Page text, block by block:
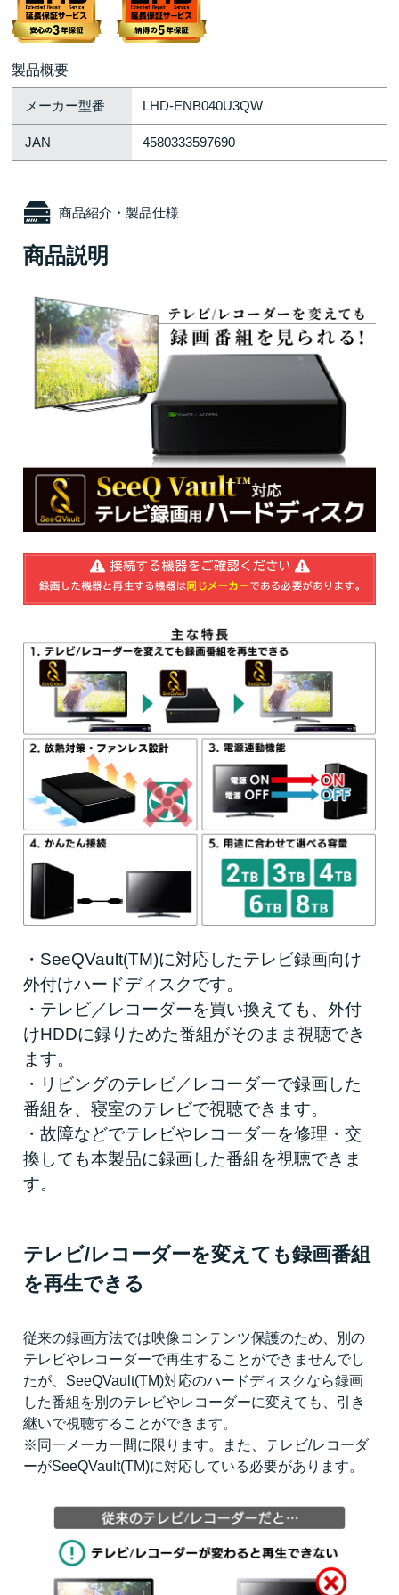
製品概要
メーカー型番 LHD-ENB040U3QW
JAN 4580333597690
商品紹介・製品仕様
商品説明
・SeeQVault(TM)に対応したテレビ録画向け
外付けハードディスクです。
・テレビ／レコーダーを買い換えても、外付
けHDDに録りためた番組がそのまま視聴でき
ます。
・リビングのテレビ／レコーダーで録画した
番組を、寝室のテレビで視聴できます。
・故障などでテレビやレコーダーを修理・交
換しても本製品に録画した番組を視聴できま
す。
テレビ/レコーダーを変えても録画番組
を再生できる
従来の録画方法では映像コンテンツ保護のため、別の
テレビやレコーダーで再生することができませんでし
たが、SeeQVault(TM)対応のハードディスクなら録画
した番組を別のテレビやレコーダーに変えても、引き
継いで視聴することができます。
※同一メーカー間に限ります。また、テレビ/レコーダ
ーがSeeQVault(TM)に対応している必要があります。